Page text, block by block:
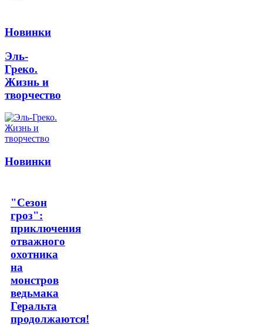
Новинки
Эль-
Греко.
Жизнь и
творчество
Новинки
"Сезон
гроз":
приключения
отважного
охотника
на
монстров
ведьмака
Геральта
продолжаются!